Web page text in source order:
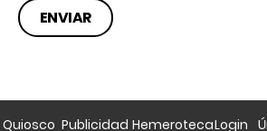
Quiosco Publicidad HemerotecaLogin